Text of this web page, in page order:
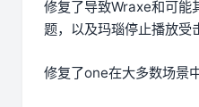
修复了导致Wraxe和可能
题，以及玛瑙停止播放受
修复了one在大多数场景